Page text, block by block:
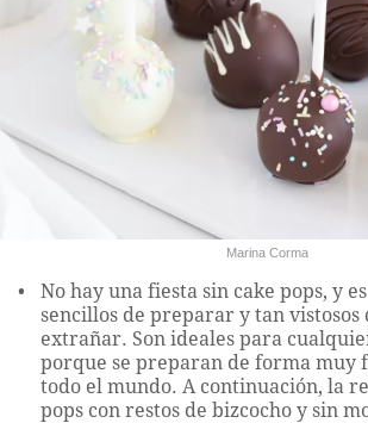
Marina Corma
No hay una fiesta sin cake pops, y
sencillos de preparar y tan vistosos
extrañar. Son ideales para
porque se preparan de forma muy
todo el mundo. A continuación, la
pops con restos de bizcocho y sin